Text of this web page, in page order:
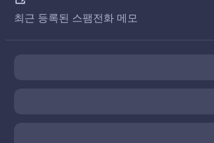
최근 등록된 스팸전화 메모